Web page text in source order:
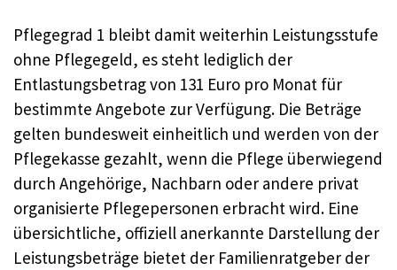
Pflegegrad 1 bleibt damit weiterhin Leistungsstufe
ohne Pflegegeld, es steht lediglich der
Entlastungsbetrag von 131 Euro pro Monat für
bestimmte Angebote zur Verfügung. Die Beträge
gelten bundesweit einheitlich und werden von der
Pflegekasse gezahlt, wenn die Pflege überwiegend
durch Angehörige, Nachbarn oder andere privat
organisierte Pflegepersonen erbracht wird. Eine
übersichtliche, offiziell anerkannte Darstellung der
Leistungsbeträge bietet der Familienratgeber der